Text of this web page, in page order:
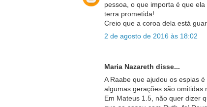
pessoa, o que importa é que
terra prometida!
Creio que a coroa dela está
2 de agosto de 2016 às 18:02
Maria Nazareth disse...
A Raabe que ajudou os espias
algumas gerações são omitidas
Em Mateus 1.5, não quer dizer